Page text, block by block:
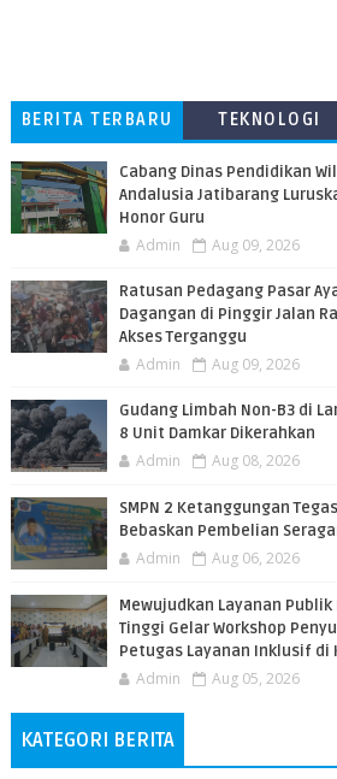
BERITA TERBARU TEKNOLOGI
Cabang Dinas Pendidikan
Andalusia Jatibarang
Honor Guru
Admin Aug 09, 2026
​Ratusan Pedagang Pasar
Dagangan di Pinggir Jalan
Akses Terganggu
Admin Aug 09, 2026
​Gudang Limbah Non-B3 di
8 Unit Damkar Dikerahkan
Admin Aug 08, 2026
SMPN 2 Ketanggungan
Bebaskan Pembelian
Admin Aug 06, 2026
​Mewujudkan Layanan
Tinggi Gelar Workshop
Petugas Layanan Inklusif di
Admin Aug 05, 2026
KATEGORI BERITA